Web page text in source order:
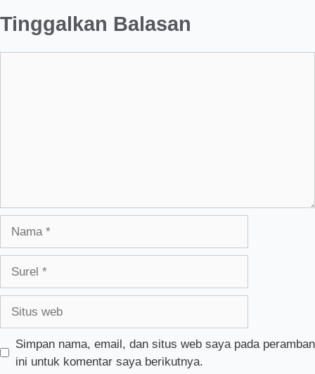
Tinggalkan Balasan
Simpan nama, email, dan situs web saya pada peramban
ini untuk komentar saya berikutnya.